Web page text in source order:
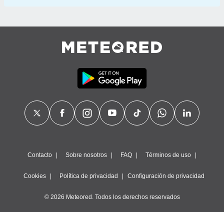
Contacto Sobre nosotros FAQ Términos de uso
Cookies Política de privacidad Configuración de privacidad
© 2026 Meteored. Todos los derechos reservados